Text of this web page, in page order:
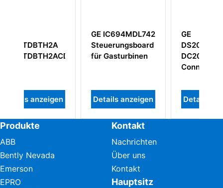
anzeigen
DS200PCCAG6A
DC2000 Power-
Details anzeigen
IS200TREAH1ACC
Details anzeigen
Produkte
ABB
Bently Nevada
Emerson
EPRO
Kontakt
Nachrichten
Über uns
Kontakt
Hauptsitz